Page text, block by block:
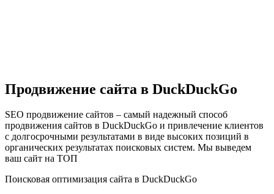
Продвижение сайта в DuckDuckGo
SEO продвижение сайтов – самый надежный способ
продвижения сайтов в DuckDuckGo и привлечение клиентов
с долгосрочными результатами в виде высоких позиций в
органических результатах поисковых систем. Мы выведем
ваш сайт на ТОП
Поисковая оптимизация сайта в DuckDuckGo